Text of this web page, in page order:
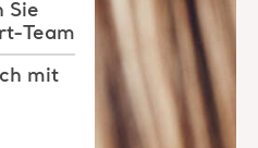
mit